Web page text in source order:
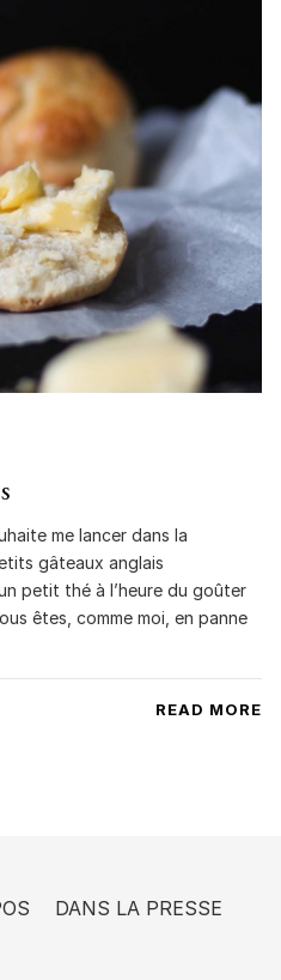
me lancer dans la
gâteaux anglais
petit thé à l’heure du goûter
êtes, comme moi, en panne
READ MORE
DANS LA PRESSE